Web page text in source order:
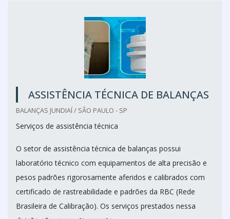
ASSISTÊNCIA TÉCNICA DE BALANÇAS
BALANÇAS JUNDIAÍ / SÃO PAULO - SP
Serviços de assistência técnica
O setor de assistência técnica de balanças possui
laboratório técnico com equipamentos de alta precisão e
pesos padrões rigorosamente aferidos e calibrados com
certificado de rastreabilidade e padrões da RBC (Rede
Brasileira de Calibração). Os serviços prestados nessa